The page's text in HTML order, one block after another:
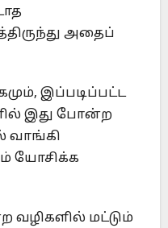
அதைப்
இப்படிப்பட்ட
இது போன்ற
வாங்கி
யோசிக்க
வழிகளில் மட்டும்